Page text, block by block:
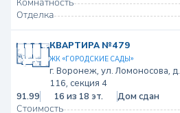
Комнатность
Отделка
КВАРТИРА №479
ЖК «ГОРОДСКИЕ САДЫ»
г. Воронеж, ул. Ломоносова, д.
116, секция 4
91.99
16 из 18 эт. Дом сдан
Стоимость